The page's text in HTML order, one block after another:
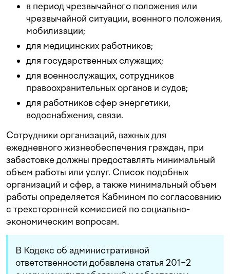
в период чрезвычайного положения или
чрезвычайной ситуации, военного положения,
мобилизации;
для медицинских работников;
для государственных служащих;
для военнослужащих, сотрудников
правоохранительных органов и судов;
для работников сфер энергетики,
водоснабжения, связи.
Сотрудники организаций, важных для
ежедневного жизнеобеспечения граждан, при
забастовке должны предоставлять минимальный
объем работы или услуг. Список подобных
организаций и сфер, а также минимальный объем
работы определяется Кабмином по согласованию
с трехсторонней комиссией по социально-
экономическим вопросам.
В Кодекс об административной
ответственности добавлена статья 201−2